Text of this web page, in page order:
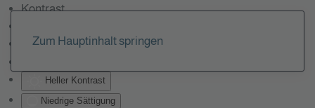
Kontrast
Monochrom
Heller Kontrast
Niedrige Sättigung
Zum Hauptinhalt springen